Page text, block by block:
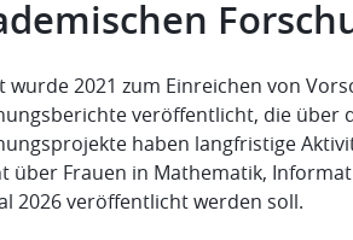
wurde 2021 zum Einreichen von
veröffentlicht, die über
haben langfristige
über Frauen in Mathematik,
2026 veröffentlicht werden soll.